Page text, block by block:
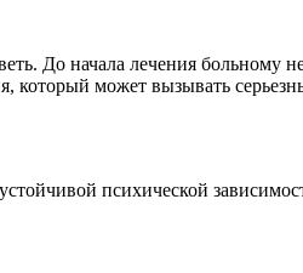
До начала лечения больному
который может вызывать
психической